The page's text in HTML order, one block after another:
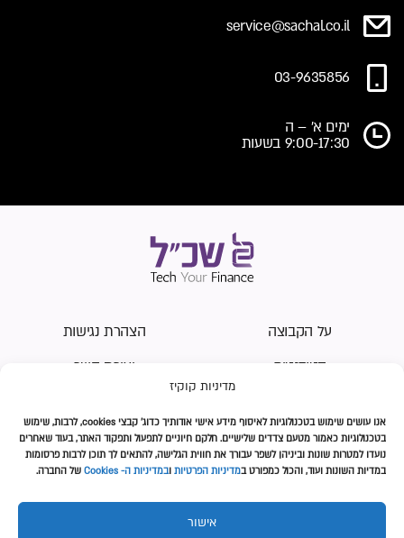
מדיניות קוקיז
אנו עושים שימוש בטכנולוגיות לאיסוף מידע אישי אודותיך כדוג' קבצי cookies, לרבות, שימוש
בטכנולוגיות כאמור מטעם צדדים שלישיים. חלקם חיוניים לתפעול ותפקוד האתר, בעוד שאחרים
נועדו למטרות שונות וביניהן לשפר עבורך את חווית הגלישה, להתאים לך תוכן לרבות פרסומות
במדיות השונות ועוד, והכול כמפורט במדיניות הפרטיות ובמדיניות ה- Cookies של החברה.
אישור
service@sachal.co.il
03-9635856
ימים א' – ה
9:00-17:30 בשעות
על הקבוצה
סטודנטים
משכנתאות
מהתקשורת
הצהרת נגישות
יצירת קשר
מדיניות פרטיות
תנאי השימוש
עקבו אחרינו